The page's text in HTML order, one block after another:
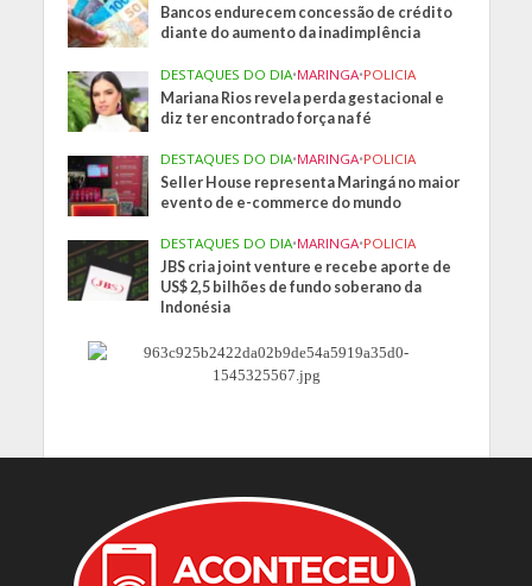
Bancos endurecem concessão de crédito
diante do aumento da inadimplência
DESTAQUES DO DIA•MARINGA•POLICIA
Mariana Rios revela perda gestacional e
diz ter encontrado força na fé
DESTAQUES DO DIA•MARINGA•POLICIA
Seller House representa Maringá no maior
evento de e-commerce do mundo
DESTAQUES DO DIA•MARINGA•POLICIA
JBS cria joint venture e recebe aporte de
US$ 2,5 bilhões de fundo soberano da
Indonésia